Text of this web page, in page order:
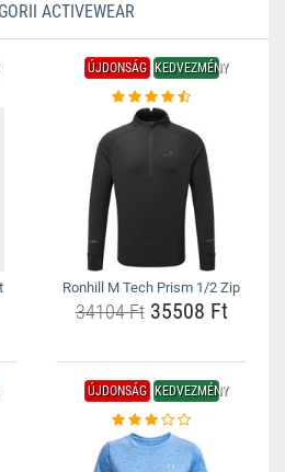
ACTIVEWEAR
ÚJDONSÁG KEDVEZMÉNY
Ronhill M Tech Prism 1/2 Zip
34104 Ft35508 Ft
ÚJDONSÁG KEDVEZMÉNY